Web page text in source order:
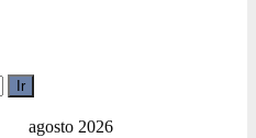
agosto 2026